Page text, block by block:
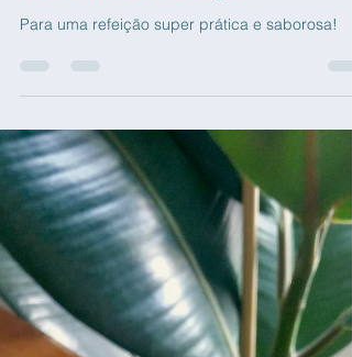
Clínicas Cerro
16 de dez. de 2020
Bolonhesa de soja
Para uma refeição super prática e saborosa!